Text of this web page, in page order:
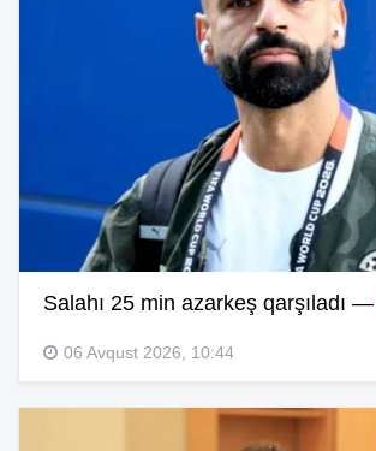
Salahı 25 min azarkeş qarşıladı —
06 Avqust 2026, 10:44